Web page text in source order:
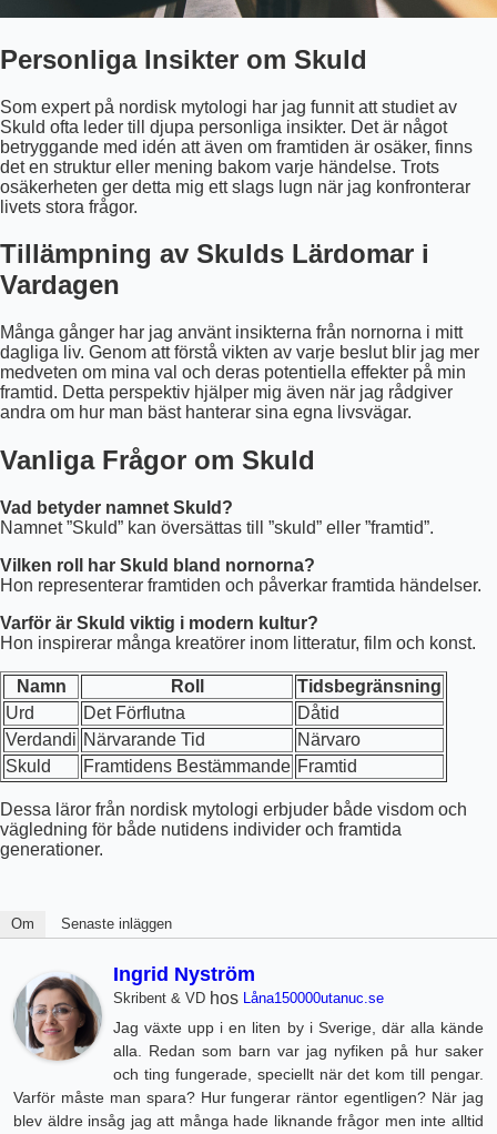
Personliga Insikter om Skuld
Som expert på nordisk mytologi har jag funnit att studiet av
Skuld ofta leder till djupa personliga insikter. Det är något
betryggande med idén att även om framtiden är osäker, finns
det en struktur eller mening bakom varje händelse. Trots
osäkerheten ger detta mig ett slags lugn när jag konfronterar
livets stora frågor.
Tillämpning av Skulds Lärdomar i
Vardagen
Många gånger har jag använt insikterna från nornorna i mitt
dagliga liv. Genom att förstå vikten av varje beslut blir jag mer
medveten om mina val och deras potentiella effekter på min
framtid. Detta perspektiv hjälper mig även när jag rådgiver
andra om hur man bäst hanterar sina egna livsvägar.
Vanliga Frågor om Skuld
Vad betyder namnet Skuld?
Namnet ”Skuld” kan översättas till ”skuld” eller ”framtid”.
Vilken roll har Skuld bland nornorna?
Hon representerar framtiden och påverkar framtida händelser.
Varför är Skuld viktig i modern kultur?
Hon inspirerar många kreatörer inom litteratur, film och konst.
Namn Roll
Tidsbegränsning
Urd
Det Förflutna
Dåtid
Verdandi Närvarande Tid
Närvaro
Skuld
Framtidens Bestämmande Framtid
Dessa läror från nordisk mytologi erbjuder både visdom och
vägledning för både nutidens individer och framtida
generationer.
Om Senaste inläggen
Ingrid Nyström
Skribent & VD hos Låna150000utanuc.se
Jag växte upp i en liten by i Sverige, där alla kände
alla. Redan som barn var jag nyfiken på hur saker
och ting fungerade, speciellt när det kom till pengar.
Varför måste man spara? Hur fungerar räntor egentligen? När jag
blev äldre insåg jag att många hade liknande frågor men inte alltid